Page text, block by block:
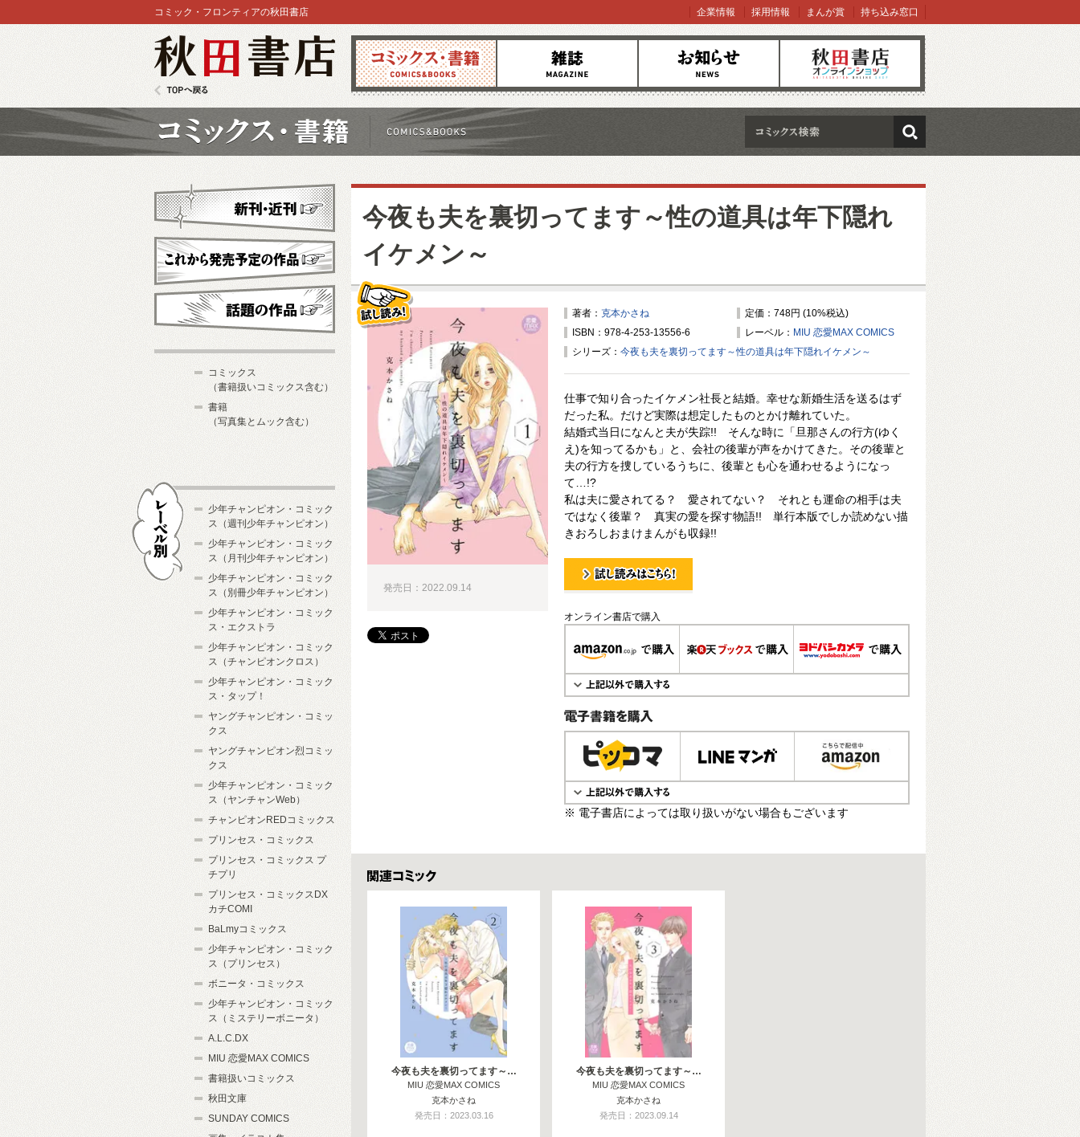
コミックス 雑誌 お知らせ オンラインショップ
コミック・フロンティアの秋田書店 企業情報 採用情報 まんが賞 持ち込み窓口
検索
今夜も夫を裏切ってます～性の道具は年下隠れ
イケメン～
著者： 克本かさね
定価：748円 (10%税込)
ISBN：978-4-253-13556-6
レーベル： MIU 恋愛MAX COMICS
シリーズ： 今夜も夫を裏切ってます～性の道具は年下隠れイケメン～
仕事で知り合ったイケメン社長と結婚。幸せな新婚生活を送るはず
だった私。だけど実際は想定したものとかけ離れていた。
結婚式当日になんと夫が失踪!! そんな時に「旦那さんの行方(ゆく
え)を知ってるかも」と、会社の後輩が声をかけてきた。その後輩と
夫の行方を捜しているうちに、後輩とも心を通わせるようになっ
て…!?
私は夫に愛されてる？ 愛されてない？ それとも運命の相手は夫
ではなく後輩？ 真実の愛を探す物語!! 単行本版でしか読めない描
きおろしおまけまんがも収録!!
オンライン書店で購入
電子書籍で購入
※ 電子書店によっては取り扱いがない場合もございます
発売日：2022.09.14
関連コミックス
今夜も夫を裏切ってます～…
MIU 恋愛MAX COMICS
克本かさね
発売日：2023.03.16
今夜も夫を裏切ってます～…
MIU 恋愛MAX COMICS
克本かさね
発売日：2023.09.14
新刊・近刊
これから発売予定
コミックス
（書籍扱いコミックス含む）
書籍
（写真集とムック含む）
少年チャンピオン・コミック
ス（週刊少年チャンピオン）
少年チャンピオン・コミック
ス（月刊少年チャンピオン）
少年チャンピオン・コミック
ス（別冊少年チャンピオン）
少年チャンピオン・コミック
ス・エクストラ
少年チャンピオン・コミック
ス（チャンピオンクロス）
少年チャンピオン・コミック
ス・タップ！
ヤングチャンピオン・コミッ
クス
ヤングチャンピオン烈コミッ
クス
少年チャンピオン・コミック
ス（ヤンチャンWeb）
チャンピオンREDコミックス
プリンセス・コミックス
プリンセス・コミックス プ
チプリ
プリンセス・コミックスDX
カチCOMI
BaLmyコミックス
少年チャンピオン・コミック
ス（プリンセス）
ボニータ・コミックス
少年チャンピオン・コミック
ス（ミステリーボニータ）
A.L.C.DX
MIU 恋愛MAX COMICS
書籍扱いコミックス
秋田文庫
SUNDAY COMICS